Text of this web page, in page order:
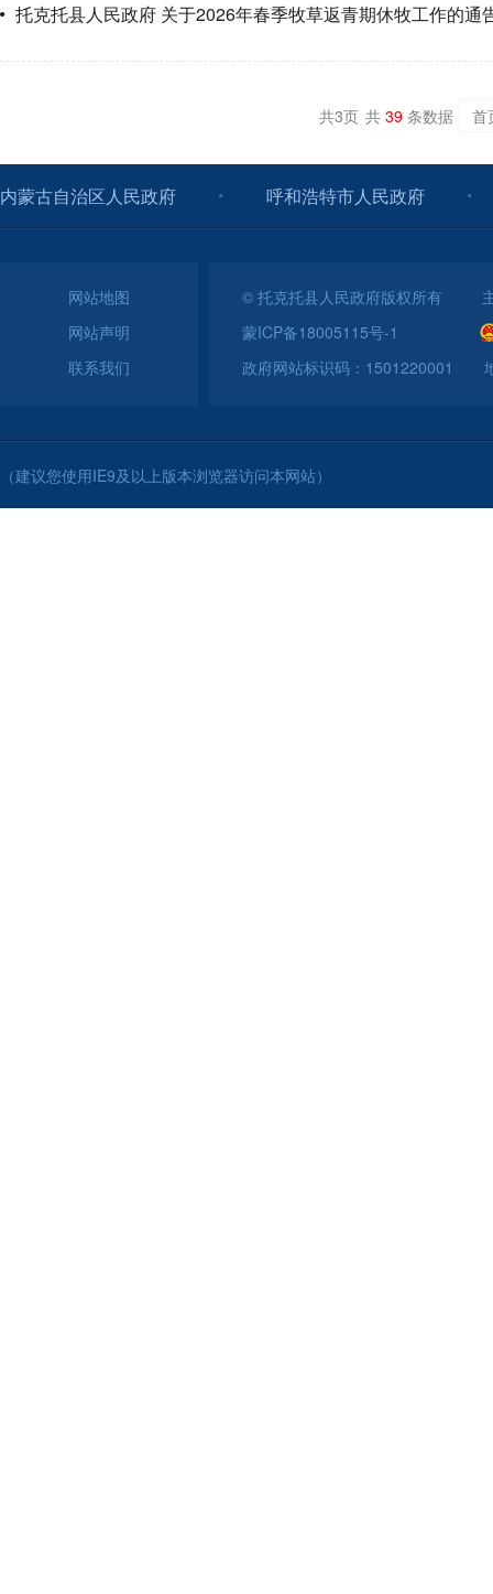
托克托县人民政府 关于2026年春季牧草返青期休牧工作的通
共3页 共 39条数据 首
内蒙古自治区人民政府 呼和浩特市人民政府
网站地图
网站声明
联系我们
© 托克托县人民政府版权所有 主
蒙ICP备18005115号-1
政府网站标识码：1501220001 地
（建议您使用IE9及以上版本浏览器访问本网站）